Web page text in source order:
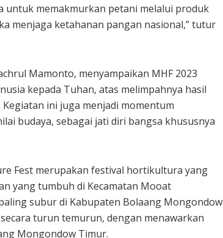
untuk memakmurkan petani melalui produk
menjaga ketahanan pangan nasional,” tutur
Mamonto, menyampaikan MHF 2023
kepada Tuhan, atas melimpahnya hasil
ini juga menjadi momentum
budaya, sebagai jati diri bangsa khususnya
Fest merupakan festival hortikultura yang
yang tumbuh di Kecamatan Mooat
subur di Kabupaten Bolaang Mongondow
turun temurun, dengan menawarkan
Mongondow Timur.